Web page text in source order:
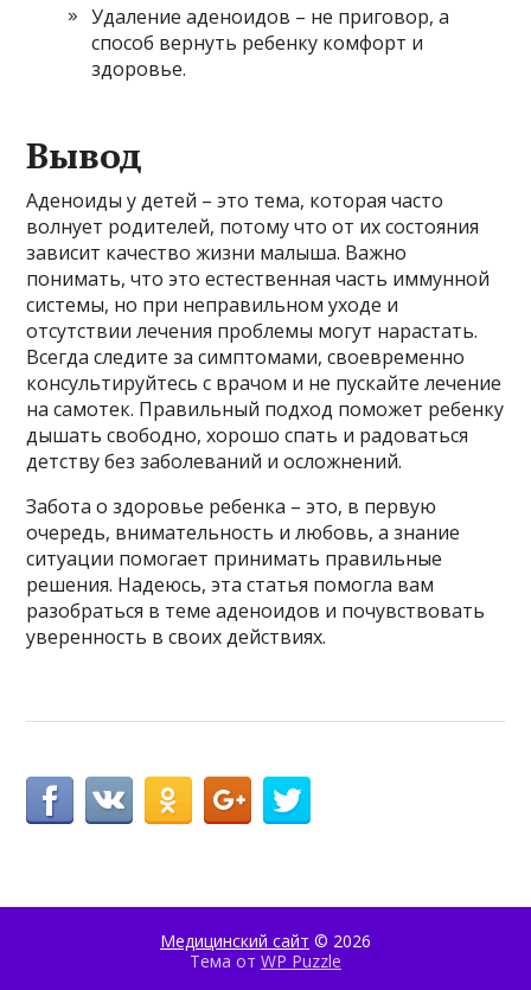
Удаление аденоидов – не приговор, а
способ вернуть ребенку комфорт и
здоровье.
Вывод
Аденоиды у детей – это тема, которая часто
волнует родителей, потому что от их состояния
зависит качество жизни малыша. Важно
понимать, что это естественная часть иммунной
системы, но при неправильном уходе и
отсутствии лечения проблемы могут нарастать.
Всегда следите за симптомами, своевременно
консультируйтесь с врачом и не пускайте лечение
на самотек. Правильный подход поможет ребенку
дышать свободно, хорошо спать и радоваться
детству без заболеваний и осложнений.
Забота о здоровье ребенка – это, в первую
очередь, внимательность и любовь, а знание
ситуации помогает принимать правильные
решения. Надеюсь, эта статья помогла вам
разобраться в теме аденоидов и почувствовать
уверенность в своих действиях.
Медицинский сайт © 2026
Тема от WP Puzzle